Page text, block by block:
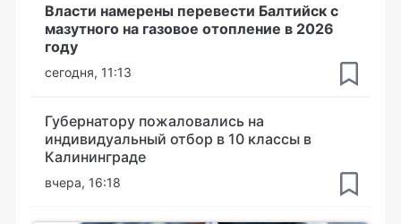
Власти намерены перевести Балтийск с
мазутного на газовое отопление в 2026
году
сегодня, 11:13
Губернатору пожаловались на
индивидуальный отбор в 10 классы в
Калининграде
вчера, 16:18